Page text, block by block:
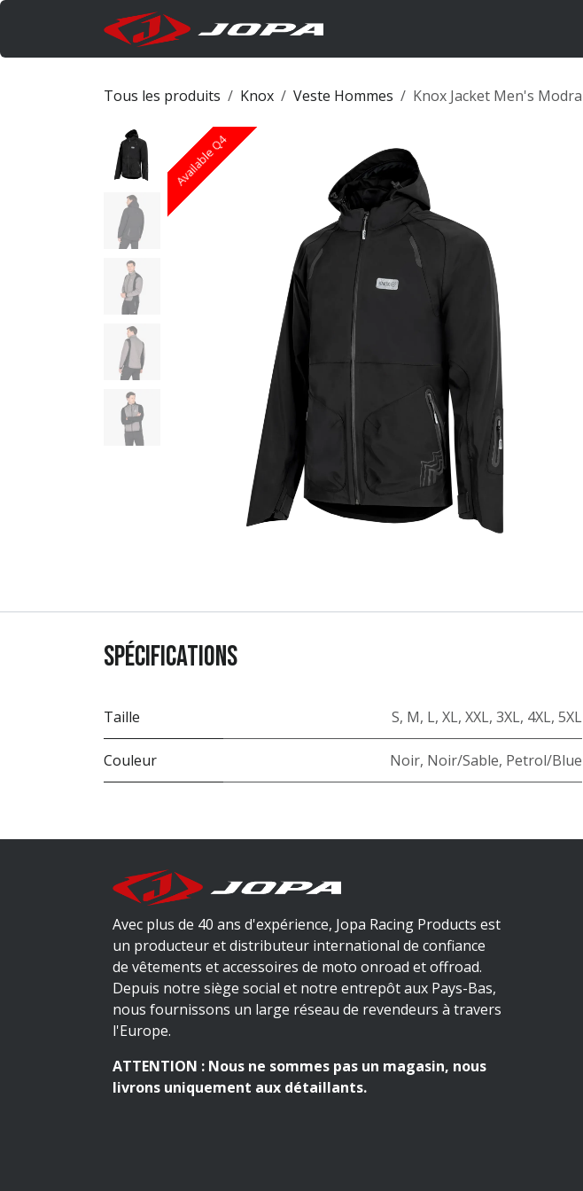
Se rendre au contenu
Tous les produits Knox Veste Hommes Knox Jacket Men's Modra
Available Q4
Available Q4
Spécifications
Taille S, M, L, XL, XXL, 3XL, 4XL, 5XL
Couleur Noir, Noir/Sable, Petrol/Blue
Avec plus de 40 ans d'expérience, Jopa Racing Products est
un producteur et distributeur international de confiance
de vêtements et accessoires de moto onroad et offroad.
Depuis notre siège social et notre entrepôt aux Pays-Bas,
nous fournissons un large réseau de revendeurs à travers
l'Europe.
ATTENTION : Nous ne sommes pas un magasin, nous
livrons uniquement aux détaillants.